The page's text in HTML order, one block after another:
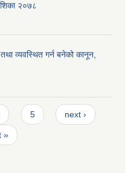
२०७८
तथा व्यवस्थित गर्न बनेको कानून,
5 next ›
»